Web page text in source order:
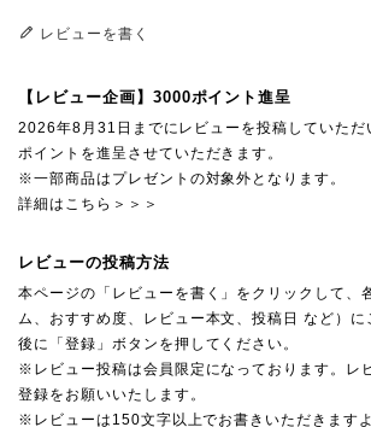
レビューを書く
【レビュー企画】3000ポイント進呈
2026年8月31日までにレビューを投稿していた
ポイントを進呈させていただきます。
※一部商品はプレゼントの対象外となります。
詳細はこちら＞＞＞
レビューの投稿方法
本ページの「レビューを書く」をクリックして、
ム、おすすめ度、レビュー本文、投稿日 など）
後に「登録」ボタンを押してください。
※レビュー投稿は会員限定になっております。レ
登録をお願いいたします。
※レビューは150文字以上でお書きいただきます